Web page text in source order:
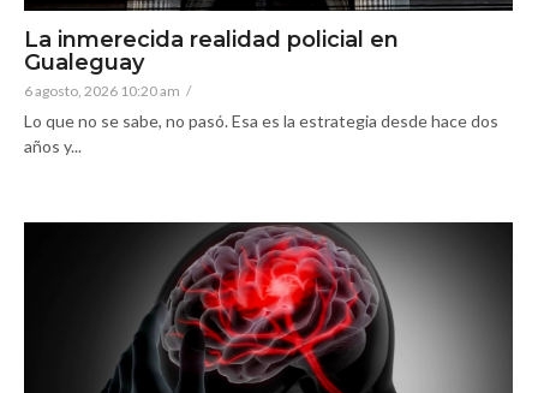
La inmerecida realidad policial en
Gualeguay
6 agosto, 2026 10:20 am /
Lo que no se sabe, no pasó. Esa es la estrategia desde hace dos
años y...